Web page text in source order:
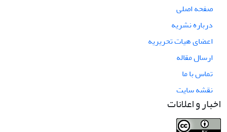
صفحه اصلی
درباره نشریه
اعضای هیات تحریریه
ارسال مقاله
تماس با ما
نقشه سایت
اخبار و اعلانات